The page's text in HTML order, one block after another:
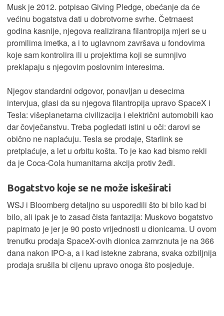
Musk je 2012. potpisao Giving Pledge, obećanje da će
većinu bogatstva dati u dobrotvorne svrhe. Četrnaest
godina kasnije, njegova realizirana filantropija mjeri se u
promilima imetka, a i to uglavnom završava u fondovima
koje sam kontrolira ili u projektima koji se sumnjivo
preklapaju s njegovim poslovnim interesima.
Njegov standardni odgovor, ponavljan u desecima
intervjua, glasi da su njegova filantropija upravo SpaceX i
Tesla: višeplanetarna civilizacija i električni automobili kao
dar čovječanstvu. Treba pogledati istini u oči: darovi se
obično ne naplaćuju. Tesla se prodaje, Starlink se
pretplaćuje, a let u orbitu košta. To je kao kad bismo rekli
da je Coca-Cola humanitarna akcija protiv žeđi.
Bogatstvo koje se ne može iskeširati
WSJ i Bloomberg detaljno su usporedili što bi bilo kad bi
bilo, ali ipak je to zasad čista fantazija: Muskovo bogatstvo
papirnato je jer je 90 posto vrijednosti u dionicama. U ovom
trenutku prodaja SpaceX-ovih dionica zamrznuta je na 366
dana nakon IPO-a, a i kad istekne zabrana, svaka ozbiljnija
prodaja srušila bi cijenu upravo onoga što posjeduje.